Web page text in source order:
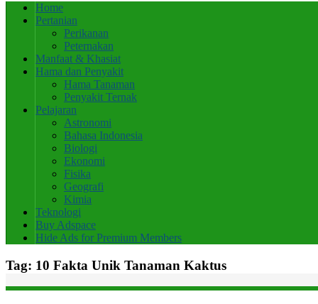
Home
Pertanian
Perikanan
Peternakan
Manfaat & Khasiat
Hama dan Penyakit
Hama Tanaman
Penyakit Ternak
Pelajaran
Astronomi
Bahasa Indonesia
Biologi
Ekonomi
Fisika
Geografi
Kimia
Teknologi
Buy Adspace
Hide Ads for Premium Members
Tag: 10 Fakta Unik Tanaman Kaktus